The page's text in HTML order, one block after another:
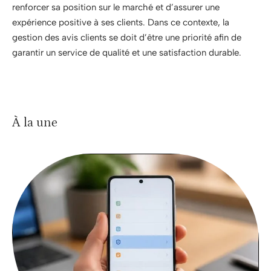
renforcer sa position sur le marché et d’assurer une
expérience positive à ses clients. Dans ce contexte, la
gestion des avis clients se doit d’être une priorité afin de
garantir un service de qualité et une satisfaction durable.
À la une